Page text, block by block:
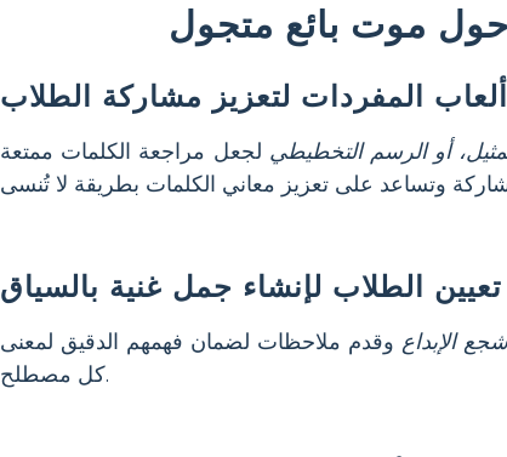
موت بائع متجول
المفردات لتعزيز مشاركة الطلاب
أو الرسم التخطيطي لجعل مراجعة الكلمات ممتعة
تعيين الطلاب لإنشاء جمل غنية بالسياق
شجع الإبداع وقدم ملاحظات لضمان فهمهم الدقيق لمعنى
كل مصطلح.